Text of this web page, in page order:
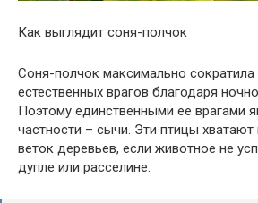
Как выглядит соня-полчок
Соня-полчок максимально сократила
естественных врагов благодаря
Поэтому единственными ее врагами
частности – сычи. Эти птицы
веток деревьев, если животное не
дупле или расселине.